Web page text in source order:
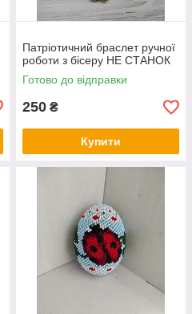
Патріотичний браслет ручної
роботи з бісеру НЕ СТАНОК
Готово до відправки
250 ₴
Купити